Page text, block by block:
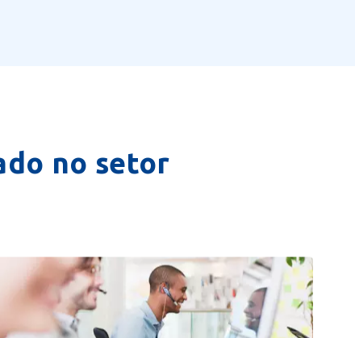
no setor